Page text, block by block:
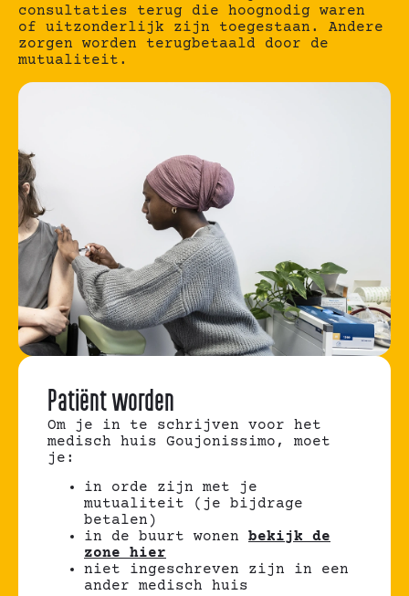
consultaties terug die hoognodig waren
of uitzonderlijk zijn toegestaan. Andere
zorgen worden terugbetaald door de
mutualiteit.
Patiënt worden
Om je in te schrijven voor het
medisch huis Goujonissimo, moet
je:
in orde zijn met je
mutualiteit (je bijdrage
betalen)
in de buurt wonen bekijk de
zone hier
niet ingeschreven zijn in een
ander medisch huis